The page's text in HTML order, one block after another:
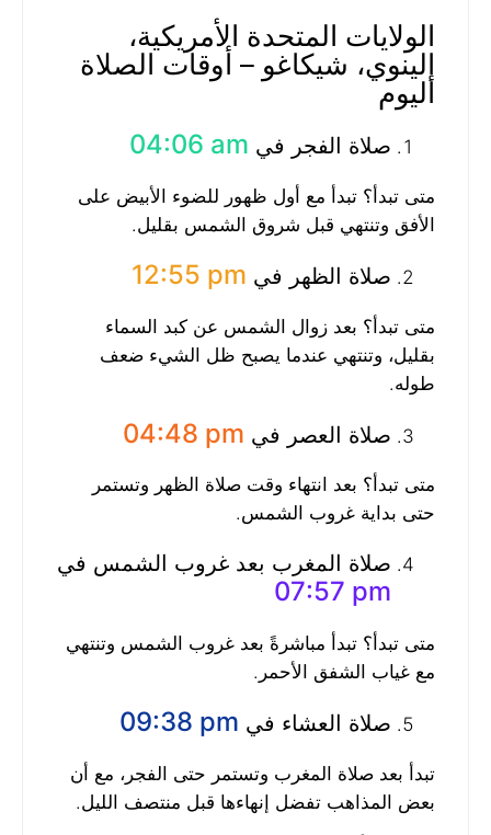
الولايات المتحدة الأمريكية،
إلينوي، شيكاغو – أوقات الصلاة
اليوم
صلاة الفجر في 04:06 am
متى تبدأ؟ تبدأ مع أول ظهور للضوء الأبيض على
الأفق وتنتهي قبل شروق الشمس بقليل.
صلاة الظهر في 12:55 pm
متى تبدأ؟ بعد زوال الشمس عن كبد السماء
بقليل، وتنتهي عندما يصبح ظل الشيء ضعف
طوله.
صلاة العصر في 04:48 pm
متى تبدأ؟ بعد انتهاء وقت صلاة الظهر وتستمر
حتى بداية غروب الشمس.
صلاة المغرب بعد غروب الشمس في
07:57 pm
متى تبدأ؟ تبدأ مباشرةً بعد غروب الشمس وتنتهي
مع غياب الشفق الأحمر.
صلاة العشاء في 09:38 pm
تبدأ بعد صلاة المغرب وتستمر حتى الفجر، مع أن
بعض المذاهب تفضل إنهاءها قبل منتصف الليل.